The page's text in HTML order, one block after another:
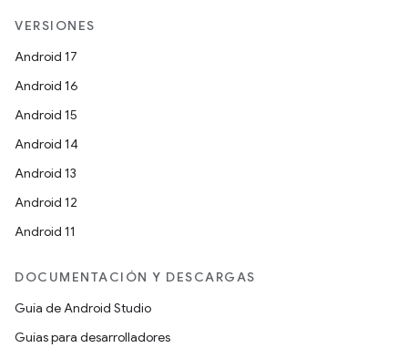
VERSIONES
Android 17
Android 16
Android 15
Android 14
Android 13
Android 12
Android 11
DOCUMENTACIÓN Y DESCARGAS
Guía de Android Studio
Guías para desarrolladores